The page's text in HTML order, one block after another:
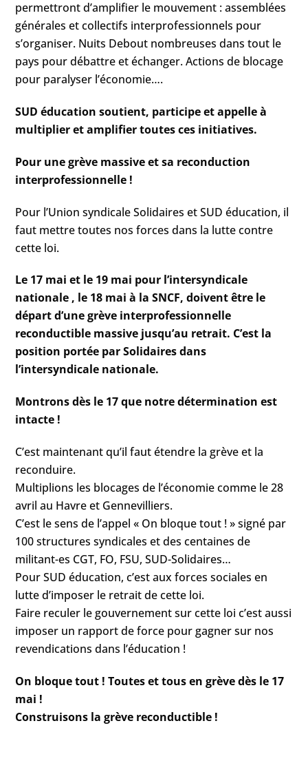
permettront d’amplifier le mouvement : assemblées
générales et collectifs interprofessionnels pour
s’organiser. Nuits Debout nombreuses dans tout le
pays pour débattre et échanger. Actions de blocage
pour paralyser l’économie….
SUD éducation soutient, participe et appelle à
multiplier et amplifier toutes ces initiatives.
Pour une grève massive et sa reconduction
interprofessionnelle !
Pour l’Union syndicale Solidaires et SUD éducation, il
faut mettre toutes nos forces dans la lutte contre
cette loi.
Le 17 mai et le 19 mai pour l’intersyndicale
nationale , le 18 mai à la SNCF, doivent être le
départ d’une grève interprofessionnelle
reconductible massive jusqu’au retrait. C’est la
position portée par Solidaires dans
l’intersyndicale nationale.
Montrons dès le 17 que notre détermination est
intacte !
C’est maintenant qu’il faut étendre la grève et la
reconduire.
Multiplions les blocages de l’économie comme le 28
avril au Havre et Gennevilliers.
C’est le sens de l’appel « On bloque tout ! » signé par
100 structures syndicales et des centaines de
militant-es CGT, FO, FSU, SUD-Solidaires…
Pour SUD éducation, c’est aux forces sociales en
lutte d’imposer le retrait de cette loi.
Faire reculer le gouvernement sur cette loi c’est aussi
imposer un rapport de force pour gagner sur nos
revendications dans l’éducation !
On bloque tout ! Toutes et tous en grève dès le 17
mai !
Construisons la grève reconductible !